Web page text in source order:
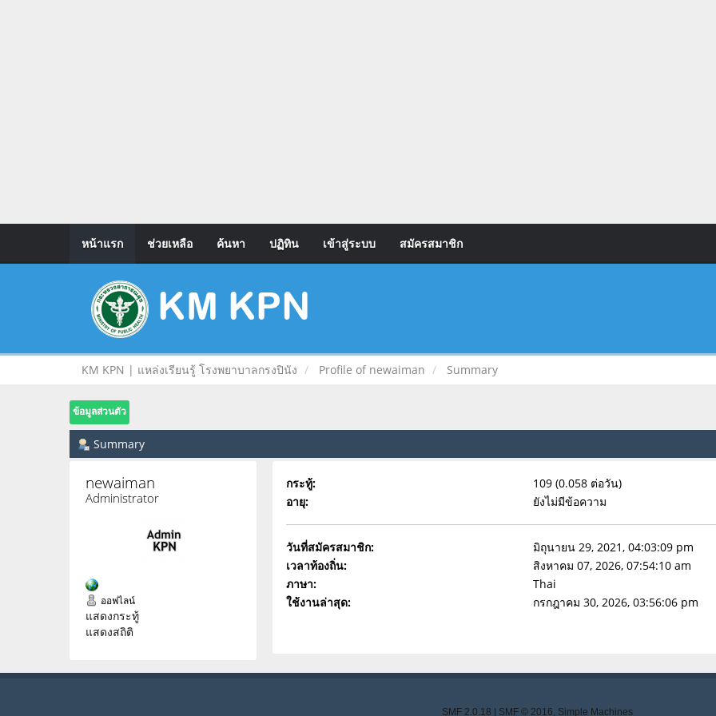
หน้าแรก ช่วยเหลือ ค้นหา ปฏิทิน เข้าสู่ระบบ สมัครสมาชิก
KM KPN | แหล่งเรียนรู้ โรงพยาบาลกรงปินัง Profile of newaiman Summary
ข้อมูลส่วนตัว
Summary
newaiman
Administrator
ออฟไลน์
แสดงกระทู้
แสดงสถิติ
กระทู้:
109 (0.058 ต่อวัน)
อายุ:
ยังไม่มีข้อความ
วันที่สมัครสมาชิก:
มิถุนายน 29, 2021, 04:03:09 pm
เวลาท้องถิ่น:
สิงหาคม 07, 2026, 07:54:10 am
ภาษา:
Thai
ใช้งานล่าสุด:
กรกฎาคม 30, 2026, 03:56:06 pm
SMF 2.0.18 | SMF © 2016 Simple Machines